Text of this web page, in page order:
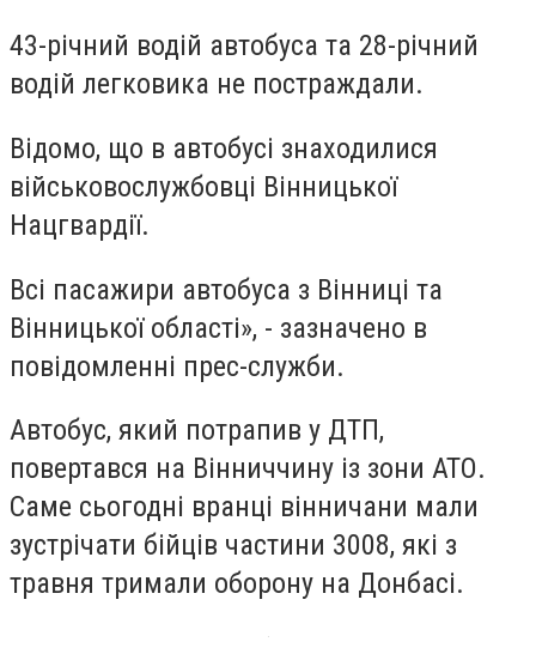
43-річний водій автобуса та 28-річний
водій легковика не постраждали.
Відомо, що в автобусі знаходилися
військовослужбовці Вінницької
Нацгвардії.
Всі пасажири автобуса з Вінниці та
Вінницької області», - зазначено в
повідомленні прес-служби.
Автобус, який потрапив у ДТП,
повертався на Вінниччину із зони АТО.
Саме сьогодні вранці вінничани мали
зустрічати бійців частини 3008, які з
травня тримали оборону на Донбасі.